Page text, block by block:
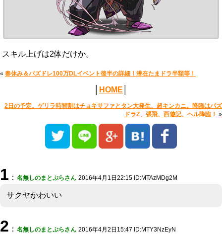
スキル上げは2体だけか。
« 春休み＆パズドレ100万DLイベント後半の詳細！潜在たまドラ半額等！
HOME
2日の予定。ゲリラ時間割はチョキサファとタン大発生、超キンカニ。降臨はパズ
ドラZ、張飛、西遊記、ヘル降臨！ »
1 ： 名無しのまとぷらさん 2016年4月1日22:15 ID:MTAzMDg2M
サクヤかわいい
2 ： 名無しのまとぷらさん 2016年4月2日15:47 ID:MTY3NzEyN